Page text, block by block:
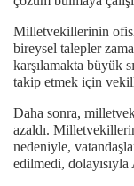
Milletvekillerinin
bireysel talepler
karşılamakta büyük
takip etmek için
Daha sonra,
azaldı.
nedeniyle,
edilmedi, dolayısıyla